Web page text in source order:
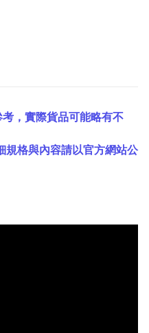
，實際貨品可能略有不
規格與內容請以官方網站公